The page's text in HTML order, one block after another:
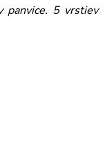
5 vrstiev